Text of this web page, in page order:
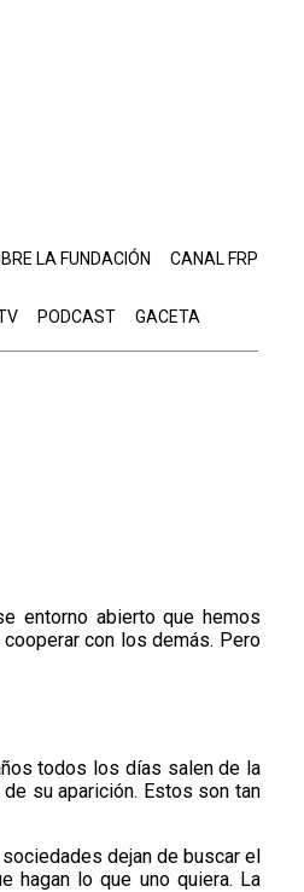
LA FUNDACIÓN CANAL FRP
PODCAST GACETA
entorno abierto que hemos
con los demás. Pero
todos los días salen de la
su aparición. Estos son tan
dejan de buscar el
hagan lo que uno quiera. La